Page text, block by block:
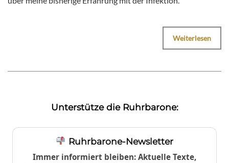
Weiterlesen
Unterstütze die Ruhrbarone:
Ruhrbarone-Newsletter
Immer informiert bleiben: Aktuelle Texte,